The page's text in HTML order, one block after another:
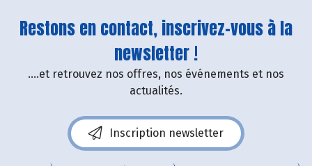
Restons en contact, inscrivez-vous à la
newsletter !
....et retrouvez nos offres, nos événements et nos
actualités.
Inscription newsletter